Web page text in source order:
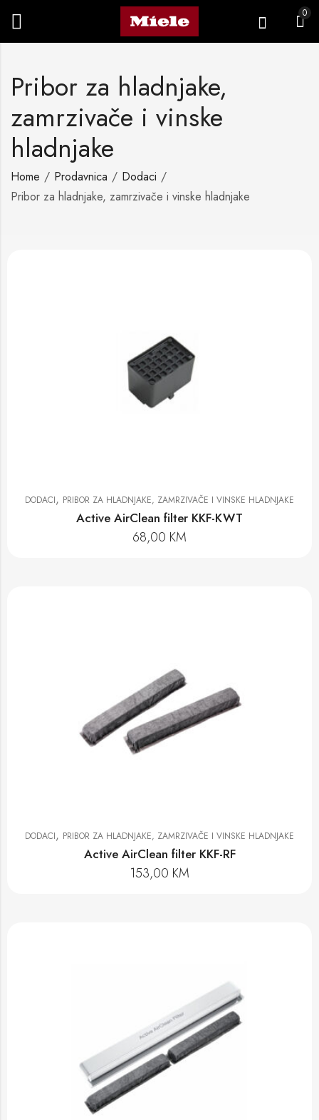
0
Pribor za hladnjake,
zamrzivače i vinske
hladnjake
Home Prodavnica
Dodaci
Pribor za hladnjake, zamrzivače i vinske hladnjake
DODACI, PRIBOR ZA HLADNJAKE, ZAMRZIVAČE I VINSKE HLADNJAKE
Active AirClean filter KKF-KWT
68,00 KM
DODACI, PRIBOR ZA HLADNJAKE, ZAMRZIVAČE I VINSKE HLADNJAKE
Active AirClean filter KKF-RF
153,00 KM